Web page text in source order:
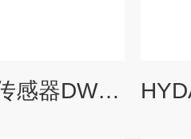
MEISTER流量传感器DWG-18说明